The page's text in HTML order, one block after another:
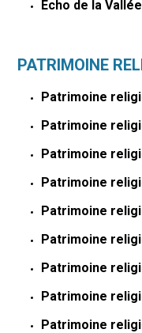
Echo de la
PATRIMOINE
Patrimoine
Patrimoine
Patrimoine
Patrimoine
Patrimoine
Patrimoine
Patrimoine
Patrimoine
Patrimoine